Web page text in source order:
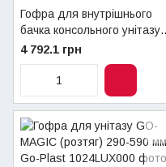
Гофра для внутрішнього
бачка консольного унітазу
90 (110) × 450-610 мм Sanit
(art.58938)
4 792.1 грн